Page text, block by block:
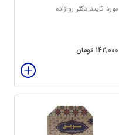
مورد تایید دکتر روازاده
142,000 تومان